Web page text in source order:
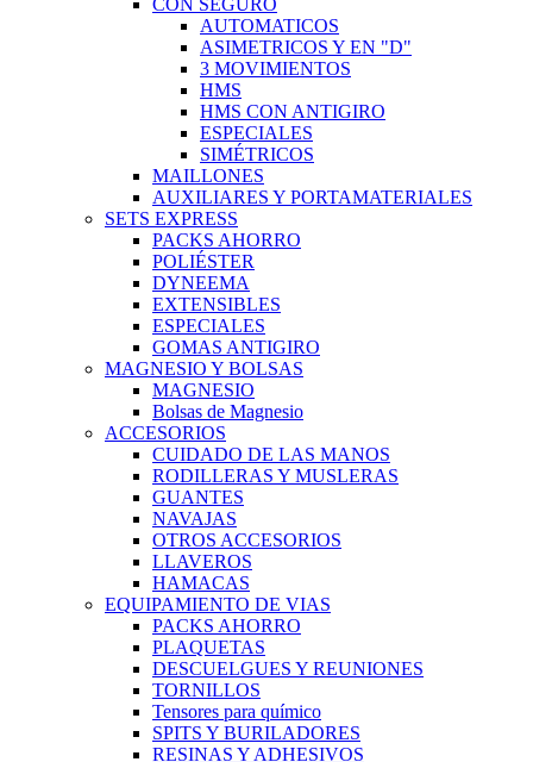
CON SEGURO
AUTOMATICOS
ASIMETRICOS Y EN "D"
3 MOVIMIENTOS
HMS
HMS CON ANTIGIRO
ESPECIALES
SIMÉTRICOS
MAILLONES
AUXILIARES Y PORTAMATERIALES
SETS EXPRESS
PACKS AHORRO
POLIÉSTER
DYNEEMA
EXTENSIBLES
ESPECIALES
GOMAS ANTIGIRO
MAGNESIO Y BOLSAS
MAGNESIO
Bolsas de Magnesio
ACCESORIOS
CUIDADO DE LAS MANOS
RODILLERAS Y MUSLERAS
GUANTES
NAVAJAS
OTROS ACCESORIOS
LLAVEROS
HAMACAS
EQUIPAMIENTO DE VIAS
PACKS AHORRO
PLAQUETAS
DESCUELGUES Y REUNIONES
TORNILLOS
Tensores para químico
SPITS Y BURILADORES
RESINAS Y ADHESIVOS